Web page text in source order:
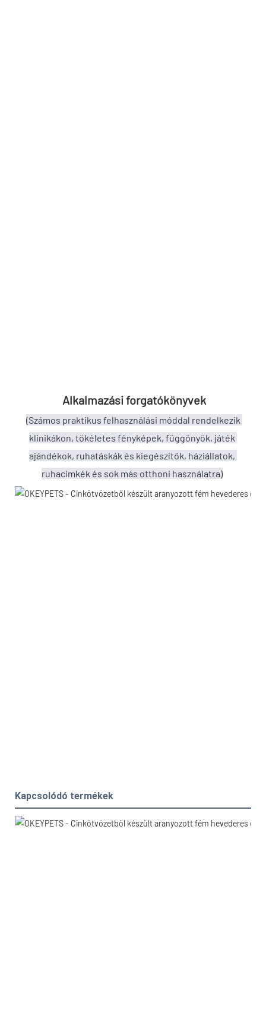
Alkalmazási forgatókönyvek
(Számos praktikus felhasználási móddal rendelkezik
klinikákon, tökéletes fényképek, függönyök, játék
ajándékok, ruhatáskák és kiegészítők, háziállatok,
ruhacímkék és sok más otthoni használatra)
Kapcsolódó termékek